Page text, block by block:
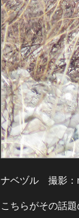
ナベヅル 撮影：
こちらがその話